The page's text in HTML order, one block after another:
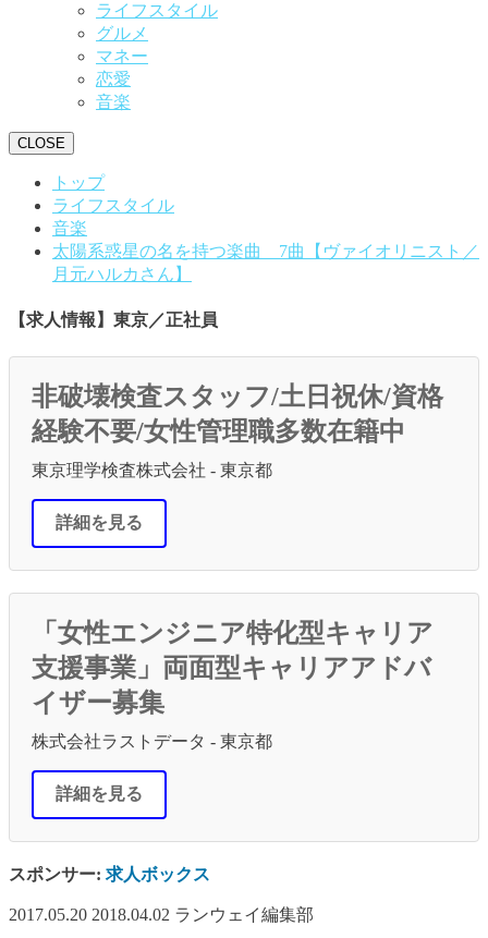
ライフスタイル
グルメ
マネー
恋愛
音楽
CLOSE
トップ
ライフスタイル
音楽
太陽系惑星の名を持つ楽曲 7曲【ヴァイオリニスト／
月元ハルカさん】
【求人情報】東京／正社員
非破壊検査スタッフ/土日祝休/資格
経験不要/女性管理職多数在籍中
東京理学検査株式会社 - 東京都
詳細を見る
「女性エンジニア特化型キャリア
支援事業」両面型キャリアアドバ
イザー募集
株式会社ラストデータ - 東京都
詳細を見る
スポンサー: 求人ボックス
2017.05.20 2018.04.02 ランウェイ編集部